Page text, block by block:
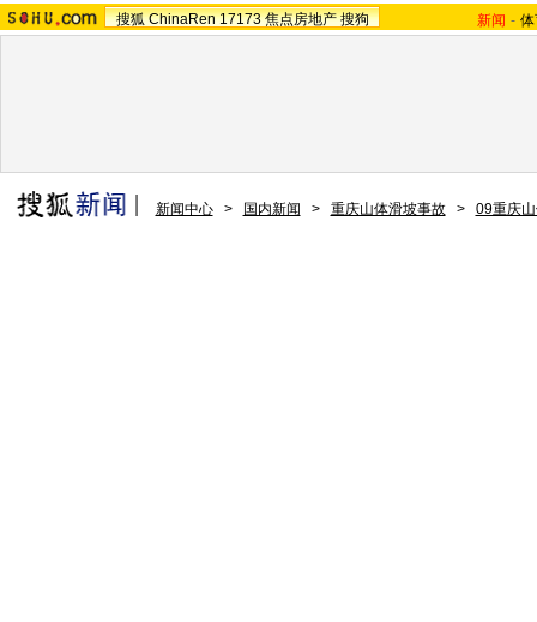
搜狐 ChinaRen 17173 焦点房地产 搜狗 新闻 -
新闻中心 > 国内新闻 > 重庆山体滑坡事故 > 09重庆